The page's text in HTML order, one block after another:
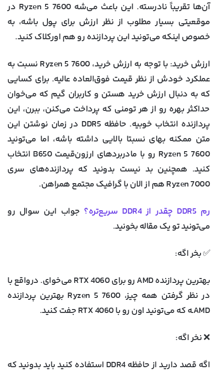
آن‌ها تقریباً نادرسته. این باعث می‌شه Ryzen 5 7600 در
موقعیتی بسیار مطلوب از نظر ارزش برای پول باشه، به
خصوص اینکه می‌تونید این پردازنده رو هم اورکلاک کنید.
ارزش خرید
: با توجه به ارزش خرید، Ryzen 5 7600 نسبت به
عملکرد خودش از نظر قیمت فوق‌العاده عالیه. برای کسایی
که به دنبال ارزش خرید هستن و کاربران گیم که می‌خوان
حداکثر بهره رو از هر تومنی که پرداخت می‌کنن، ببرن، این
پردازنده انتخاب خوبیه. حافظه DDR5 در زمان نوشتن این
متن ممکنه بهای نسبتا بالایی داشته باشه، اما می‌تونید
Ryzen 5 7600 رو با مادربردهای ارزون‌قیمت B650 انتخاب
کنید. همچنین بد نیست بدونید که پردازنده‌های سری
Ryzen 7000 هم از الان با گرافیک مجتمع همراهن.
رم DDR5 چقدر از DDR4 سریع‌تره؟
جواب این سوال رو
می‌تونید تو یک مقاله بخونید.
✅ بخر اگه:
بهترین پردازنده AMD رو برای RTX 4060 می‌خوای. درواقع با
در نظر گرفتن همه چیز، Ryzen 5 7600 بهترین پردازنده‌
AMDـه که می‌تونید اون رو با RTX 4060 جفت کنید.
❌ نخر اگه:
اگه قصد دارید از حافظه DDR4 استفاده کنید باید بدونید که